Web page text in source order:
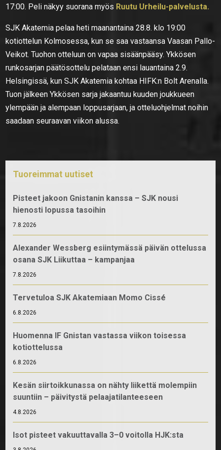
17:00. Peli näkyy suorana myös Ruutu Urheilu-palvelusta.
SJK Akatemia pelaa heti maanantaina 28.8. klo 19:00
kotiottelun Kolmosessa, kun se saa vastaansa Vaasan Pallo-
Veikot. Tuohon otteluun on vapaa sisäänpääsy. Ykkösen
runkosarjan päätösottelu pelataan ensi lauantaina 2.9.
Helsingissä, kun SJK Akatemia kohtaa HIFK:n Bolt Arenalla.
Tuon jälkeen Ykkösen sarja jakaantuu kuuden joukkueen
ylempään ja alempaan loppusarjaan, ja otteluohjelmat noihin
saadaan seuraavan viikon alussa.
Tuoreimmat uutiset
Pisteet jakoon Gnistanin kanssa – SJK nousi
hienosti lopussa tasoihin
7.8.2026
Alexander Wessberg esiintymässä päivän ottelussa
osana SJK Liikuttaa – kampanjaa
7.8.2026
Tervetuloa SJK Akatemiaan Momo Cissé
6.8.2026
Huomenna IF Gnistan vastassa viikon toisessa
kotiottelussa
6.8.2026
Kesän siirtoikkunassa on nähty liikettä molempiin
suuntiin – päivitystä pelaajatilanteeseen
4.8.2026
Isot pisteet vakuuttavalla 3–0 voitolla HJK:sta